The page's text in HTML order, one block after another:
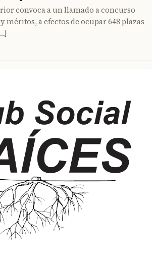
convoca a un llamado a concurso
méritos, a efectos de ocupar 648 plazas